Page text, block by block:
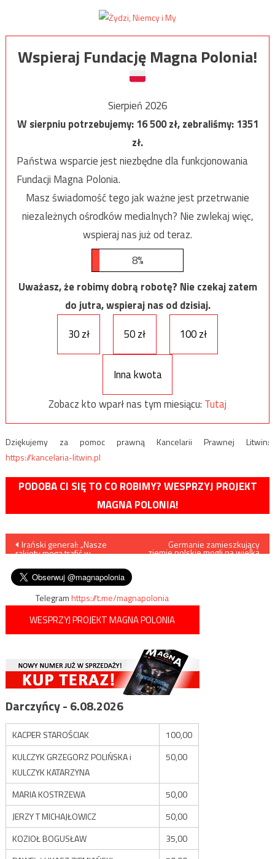
Wspieraj Fundację Magna Polonia!
Sierpień 2026
W sierpniu potrzebujemy:16 500zł, zebraliśmy:1351
zł.
Państwa wsparcie jest niezbędne dla funkcjonowania
Fundacji Magna Polonia.
Masz świadomość tego jak ważne jest przetrwanie
niezależnych ośrodków medialnych? Nie zwlekaj więc,
wspieraj nas już od teraz.
8%
Uważasz, że robimy dobrą robotę? Nie czekaj zatem
do jutra, wspieraj nas od dzisiaj.
30 zł
50 zł 100 zł
Inna kwota
Zobacz kto wparł nas tym miesiącu: Tutaj
Dziękujemy za pomoc prawną Kancelarii Prawnej Litwin:
https://kancelaria-litwin.pl
PODOBA CI SIĘ TO CO ROBIMY? WESPRZYJ PROJEKT
MAGNA POLONIA!
Nawigacja
wpisu
Irański generał: „Nasze
rakiety mogą trafić w
Germanie zamieszkujący
ziemie polskie mogli na wielką
Telegramhttps://t.me/magnapolonia
WESPRZYJ PROJEKT MAGNA POLONIA
Darczyńcy - 6.08.2026
KACPER STAROŚCIAK
100,00
KULCZYK GRZEGORZ POLIŃSKA i
KULCZYK KATARZYNA
50,00
MARIA KOSTRZEWA
50,00
JERZY T MICHAJŁOWICZ
50,00
KOZIOŁ BOGUSŁAW
35,00